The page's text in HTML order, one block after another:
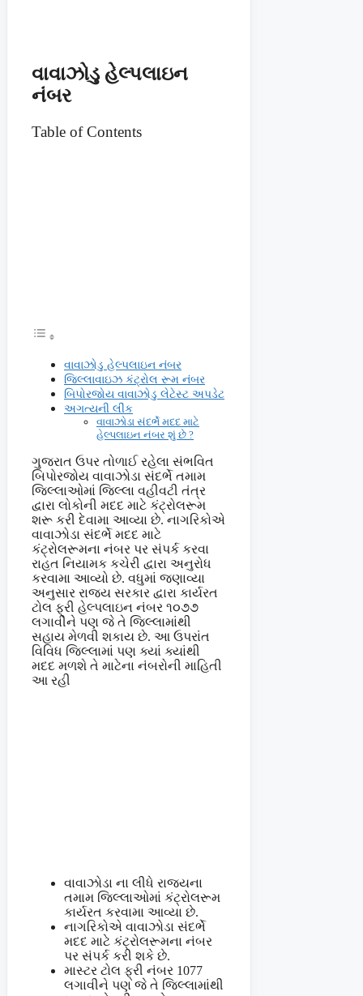
વાવાઝોડુ હેલ્પલાઇન
નંબર
Table of Contents
વાવાઝોડુ હેલ્પલાઇન નંબર
જિલ્લાવાઇઝ કંટ્રોલ રૂમ નંબર
બિપોરજોય વાવાઝોડુ લેટેસ્ટ અપડેટ
અગત્યની લીંક
વાવાઝોડા સંદર્ભે મદદ માટે
હેલ્પલાઇન નંબર શું છે ?
ગુજરાત ઉપર તોળાઈ રહેલા સંભવિત
બિપોરજોય વાવાઝોડા સંદર્ભે તમામ
જિલ્લાઓમાં જિલ્લા વહીવટી તંત્ર
દ્વારા લોકોની મદદ માટે કંટ્રોલરૂમ
શરૂ કરી દેવામા આવ્યા છે. નાગરિકોએ
વાવાઝોડા સંદર્ભે મદદ માટે
કંટ્રોલરૂમના નંબર પર સંપર્ક કરવા
રાહત નિયામક કચેરી દ્વારા અનુરોધ
કરવામા આવ્યો છે. વધુમાં જણાવ્યા
અનુસાર રાજ્ય સરકાર દ્વારા કાર્યરત
ટોલ ફ્રી હેલ્પલાઇન નંબર ૧૦૭૭
લગાવીને પણ જે તે જિલ્લામાંથી
સહાય મેળવી શકાય છે. આ ઉપરાંત
વિવિધ જિલ્લામાં પણ ક્યાં ક્યાંથી
મદદ મળશે તે માટેના નંબરોની માહિતી
આ રહી
વાવાઝોડા ના લીધે રાજ્યના
તમામ જિલ્લાઓમાં કંટ્રોલરૂમ
કાર્યરત કરવામા આવ્યા છે.
નાગરિકોએ વાવાઝોડા સંદર્ભે
મદદ માટે કંટ્રોલરૂમના નંબર
પર સંપર્ક કરી શકે છે.
માસ્ટર ટોલ ફ્રી નંબર 1077
લગાવીને પણ જે તે જિલ્લામાંથી